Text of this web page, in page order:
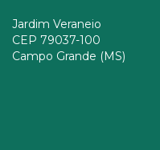
Jardim Veraneio
CEP 79037-100
Campo Grande (MS)